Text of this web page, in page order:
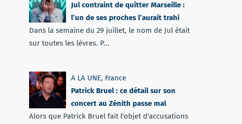
Jul contraint de quitter Marseille :
l’un de ses proches l’aurait trahi
Dans la semaine du 29 juillet, le nom de Jul était
sur toutes les lèvres. P...
A LA UNE, France
Patrick Bruel : ce détail sur son
concert au Zénith passe mal
Alors que Patrick Bruel fait l'objet d'accusations